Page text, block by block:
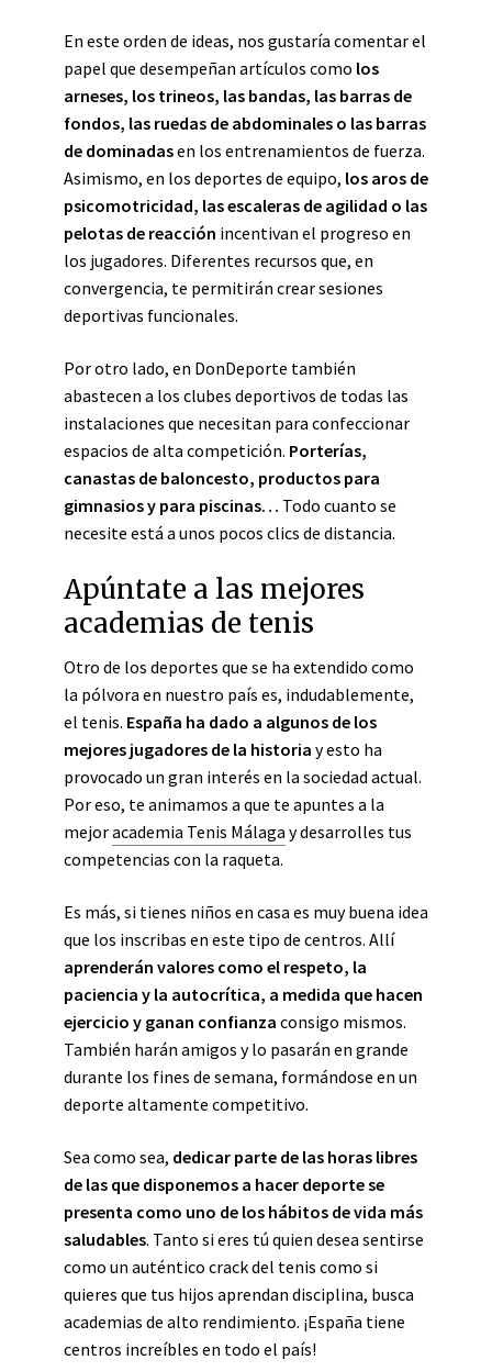
En este orden de ideas, nos gustaría comentar el
papel que desempeñan artículos como los
arneses, los trineos, las bandas, las barras de
fondos, las ruedas de abdominales o las barras
de dominadasen los entrenamientos de fuerza.
Asimismo, en los deportes de equipo, los aros de
psicomotricidad, las escaleras de agilidad o las
pelotas de reacción incentivan el progreso en
los jugadores. Diferentes recursos que, en
convergencia, te permitirán crear sesiones
deportivas funcionales.
Por otro lado, en DonDeporte también
abastecen a los clubes deportivos de todas las
instalaciones que necesitan para confeccionar
espacios de alta competición. Porterías,
canastas de baloncesto, productos para
gimnasios y para piscinas… Todo cuanto se
necesite está a unos pocos clics de distancia.
Apúntate a las mejores
academias de tenis
Otro de los deportes que se ha extendido como
la pólvora en nuestro país es, indudablemente,
el tenis. España ha dado a algunos de los
mejores jugadores de la historia y esto ha
provocado un gran interés en la sociedad actual.
Por eso, te animamos a que te apuntes a la
mejoracademia Tenis Málaga y desarrolles tus
competencias con la raqueta.
Es más, si tienes niños en casa es muy buena idea
que los inscribas en este tipo de centros. Allí
aprenderán valores como el respeto, la
paciencia y la autocrítica, a medida que hacen
ejercicio y ganan confianza consigo mismos.
También harán amigos y lo pasarán en grande
durante los fines de semana, formándose en un
deporte altamente competitivo.
Sea como sea, dedicar parte de las horas libres
de las que disponemos a hacer deporte se
presenta como uno de los hábitos de vida más
saludables. Tanto si eres tú quien desea sentirse
como un auténtico crack del tenis como si
quieres que tus hijos aprendan disciplina, busca
academias de alto rendimiento. ¡España tiene
centros increíbles en todo el país!